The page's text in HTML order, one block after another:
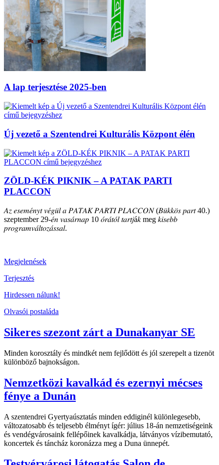
A lap terjesztése 2025-ben
Új vezető a Szentendrei Kulturális Központ élén
ZÖLD-KÉK PIKNIK – A PATAK PARTI
PLACCON
𝐴𝑧 𝑒𝑠𝑒𝑚𝑒́𝑛𝑦𝑡 𝑣𝑒́𝑔𝑢̈𝑙 𝑎 𝑃𝐴𝑇𝐴𝐾 𝑃𝐴𝑅𝑇𝐼 𝑃𝐿𝐴𝐶𝐶𝑂𝑁 (𝐵𝑢̈𝑘𝑘𝑜̈𝑠 𝑝𝑎𝑟𝑡 40.)
szeptember 29-𝑒́𝑛 𝑣𝑎𝑠𝑎́𝑟𝑛𝑎𝑝 10 𝑜́𝑟𝑎́𝑡𝑜́𝑙 𝑡𝑎𝑟𝑡𝑗á𝑘 meg 𝑘𝑖𝑠𝑒𝑏𝑏
𝑝𝑟𝑜𝑔𝑟𝑎𝑚𝑣𝑎́𝑙𝑡𝑜𝑧𝑎́𝑠𝑠𝑎𝑙.
Megjelenések
Terjesztés
Hirdessen nálunk!
Olvasói postaláda
Sikeres szezont zárt a Dunakanyar SE
Minden korosztály és mindkét nem fejlődött és jól szerepelt a tizenöt
különböző bajnokságon.
Nemzetközi kavalkád és ezernyi mécses
fénye a Dunán
A szentendrei Gyertyaúsztatás minden eddiginél különlegesebb,
változatosabb és teljesebb élményt ígér: július 18-án nemzetiségeink
és vendégvárosaink fellépőinek kavalkádja, látványos vízibemutató,
koncertek és táncház koronázza meg a Duna ünnepét.